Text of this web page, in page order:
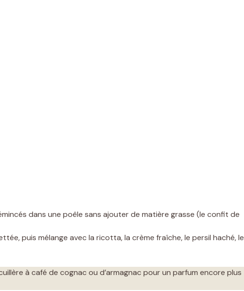
émincés dans une poêle sans ajouter de matière grasse (le confit de
puis mélange avec la ricotta, la crème fraîche, le persil haché, le
à café de cognac ou d’armagnac pour un parfum encore plus